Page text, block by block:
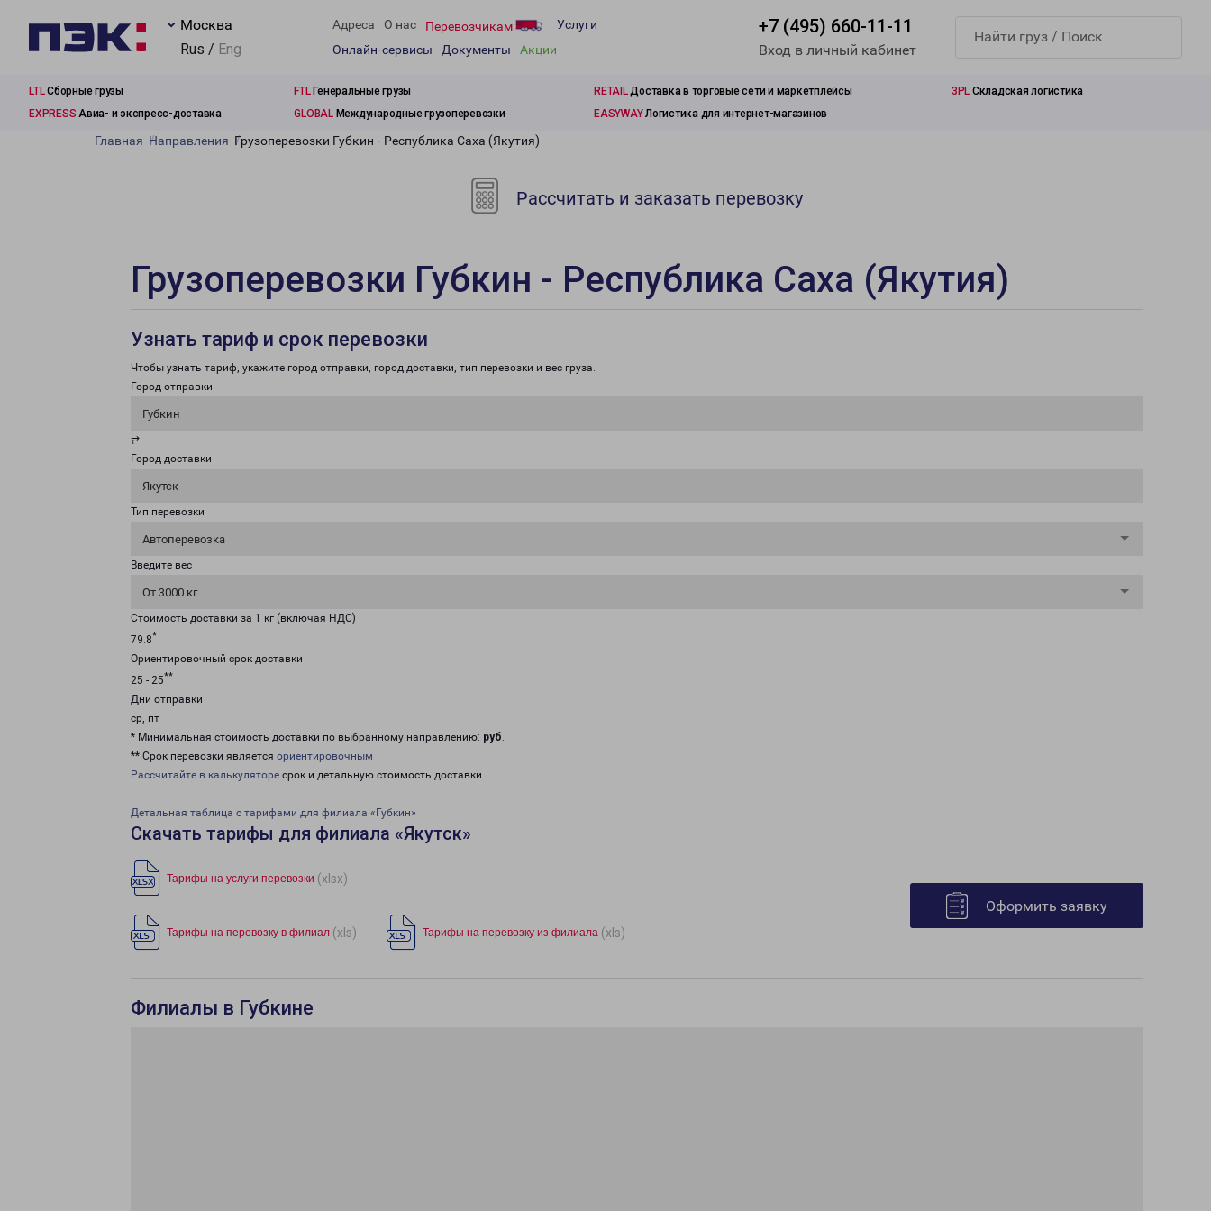
Москва
Rus / Eng
Адреса О нас Перевозчикам
Услуги
Онлайн-сервисы
Документы Акции
+7 (495) 660-11-11
Вход в личный кабинет
LTLСборные грузы FTLГенеральные грузы RETAILДоставка в торговые сети и маркетплейсы 3PL Складская логистика
EXPRESS Авиа- и экспресс-доставка GLOBALМеждународные грузоперевозки EASYWAYЛогистика для интернет-магазинов
Главная Направления Грузоперевозки Губкин - Республика Саха (Якутия)
Рассчитать и заказать перевозку
Грузоперевозки Губкин - Республика Саха (Якутия)
Узнать тариф и срок перевозки
Чтобы узнать тариф, укажите город отправки, город доставки, тип перевозки и вес груза.
Город отправки
Губкин
⇄
Город доставки
Якутск
Тип перевозки
Автоперевозка
Введите вес
От 3000 кг
Стоимость доставки за 1 кг (включая НДС)
79.8*
Ориентировочный срок доставки
25 - 25**
Дни отправки
ср, пт
* Минимальная стоимость доставки по выбранному направлению: руб.
** Срок перевозки является ориентировочным
Рассчитайте в калькуляторе срок и детальную стоимость доставки.
Детальная таблица с тарифами для филиала «Губкин»
Скачать тарифы для филиала «Якутск»
Тарифы на услуги перевозки (xlsx)
Тарифы на перевозку в филиал (xls) Тарифы на перевозку из филиала (xls)
Оформить заявку
Филиалы в Губкине